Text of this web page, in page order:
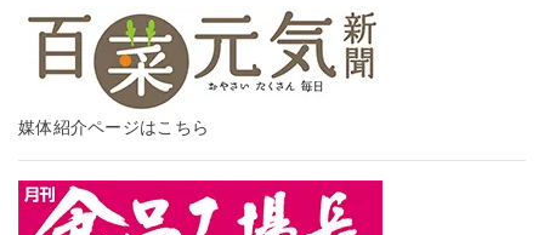
媒体紹介ページはこちら